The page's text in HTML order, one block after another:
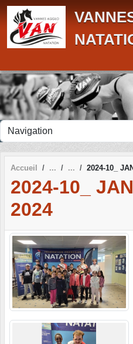
Accueil 2024-10_
2024-10_
2024
Panneau de gestion des cookies